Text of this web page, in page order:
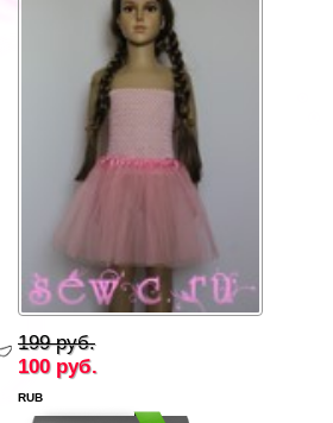
199 руб.
100 руб.
RUB